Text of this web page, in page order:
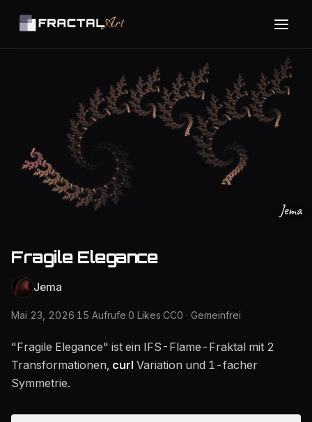
Jema
Fragile Elegance
Jema
Mai 23, 2026·15 Aufrufe·0 Likes·CC0 · Gemeinfrei
"Fragile Elegance" ist ein IFS-Flame-Fraktal mit 2
Transformationen, curl Variation und 1-facher
Symmetrie.